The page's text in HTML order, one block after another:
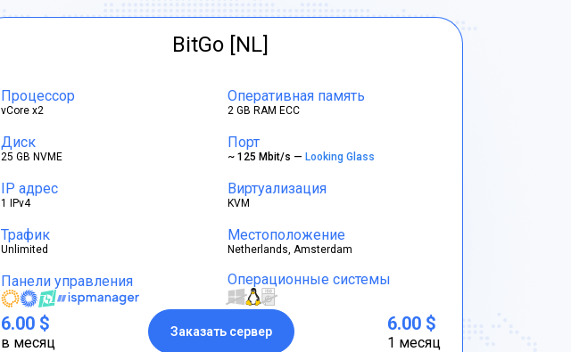
BitGo [NL]
Процессор
vCore x2
Оперативная память
2 GB RAM ECC
Диск
25 GB NVME
Порт
~ 125 Mbit/s —Looking Glass
IP адрес
1 IPv4
Виртуализация
KVM
Трафик
Unlimited
Местоположение
Netherlands, Amsterdam
Панели управления Операционные системы
6.00 $
в месяц
Заказать сервер 6.00 $
1 месяц